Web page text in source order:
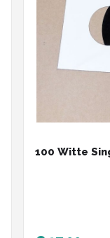
100 Witte